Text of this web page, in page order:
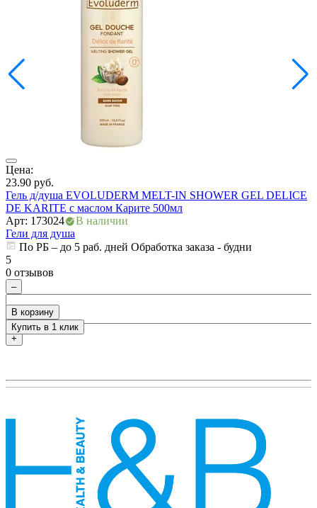
Цена:
23.90 руб.
Гель д/душа EVOLUDERM MELT-IN SHOWER GEL DELICE
DE KARITE с маслом Карите 500мл
Арт: 173024
В наличии
Гели для душа
По РБ – до 5 раб. дней Обработка заказа - будни
5
0 отзывов
–
+
В корзину
Купить в 1 клик